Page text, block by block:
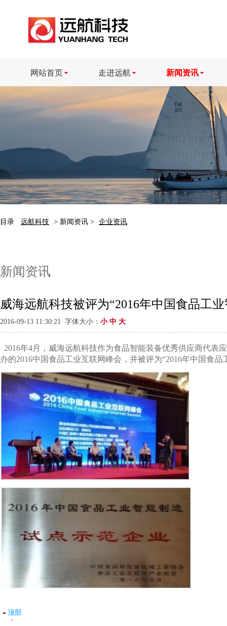
网站首页 走进远航 新闻资讯
目录 远航科技 > 新闻资讯 > 企业资讯
新闻资讯
威海远航科技被评为“2016年中国食品工
2016-09-13 11:30:21 字体大小： 小 中 大
2016年4月，威海远航科技作为食品智能装备优秀供应商代表
办的2016中国食品工业互联网峰会，并被评为“2016年中国食品
顶部